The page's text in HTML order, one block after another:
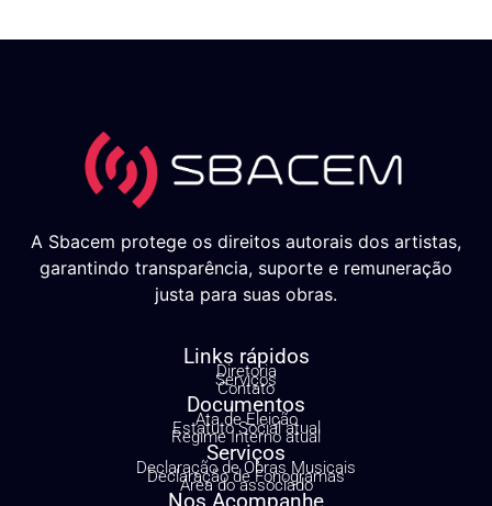
A Sbacem protege os direitos autorais dos artistas,
garantindo transparência, suporte e remuneração
justa para suas obras.
Links rápidos
Diretoria
Serviços
Contato
Documentos
Ata de Eleição
Estatuto Social atual
Regime Interno atual
Serviços
Declaração de Obras Musicais
Declaração de Fonogramas
Área do associado
Nos Acompanhe